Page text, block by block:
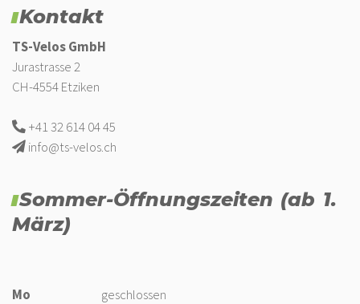
Kontakt
TS-Velos GmbH
Jurastrasse 2
CH-4554 Etziken
+41 32 614 04 45
info@ts-velos.ch
Sommer-Öffnungszeiten (ab 1.
März)
Mo
geschlossen